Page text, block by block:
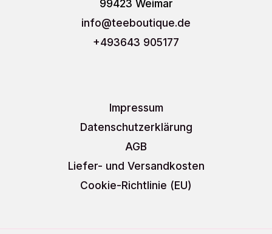
99423 Weimar
info@teeboutique.de
+493643 905177
Impressum
Datenschutzerklärung
AGB
Liefer- und Versandkosten
Cookie-Richtlinie (EU)